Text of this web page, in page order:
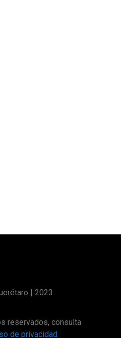
| 2023
reservados, consulta
de privacidad